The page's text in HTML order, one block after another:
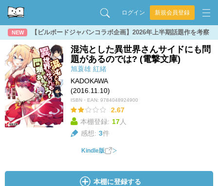
ログイン 新規会員登録
NEW 【ビルボードジャパンコラボ企画】2026年上半期話題作を考察
混沌とした異世界さんサイドにも問
題があるのでは? (電撃文庫)
旭蓑雄 紅緒
KADOKAWA
(2016.11.10)
ISBN・EAN: 9784048924900
2.67
本棚登録: 17人
感想: 3件
Kindle版
本棚に登録する